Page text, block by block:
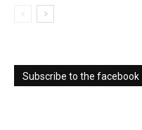
Subscribe to the facebook